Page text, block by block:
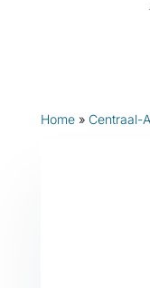
Home» Centraal-